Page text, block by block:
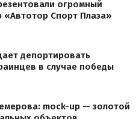
огромный
«Автотор Спорт Плаза»
депортировать
в случае победы
mock-up — золотой